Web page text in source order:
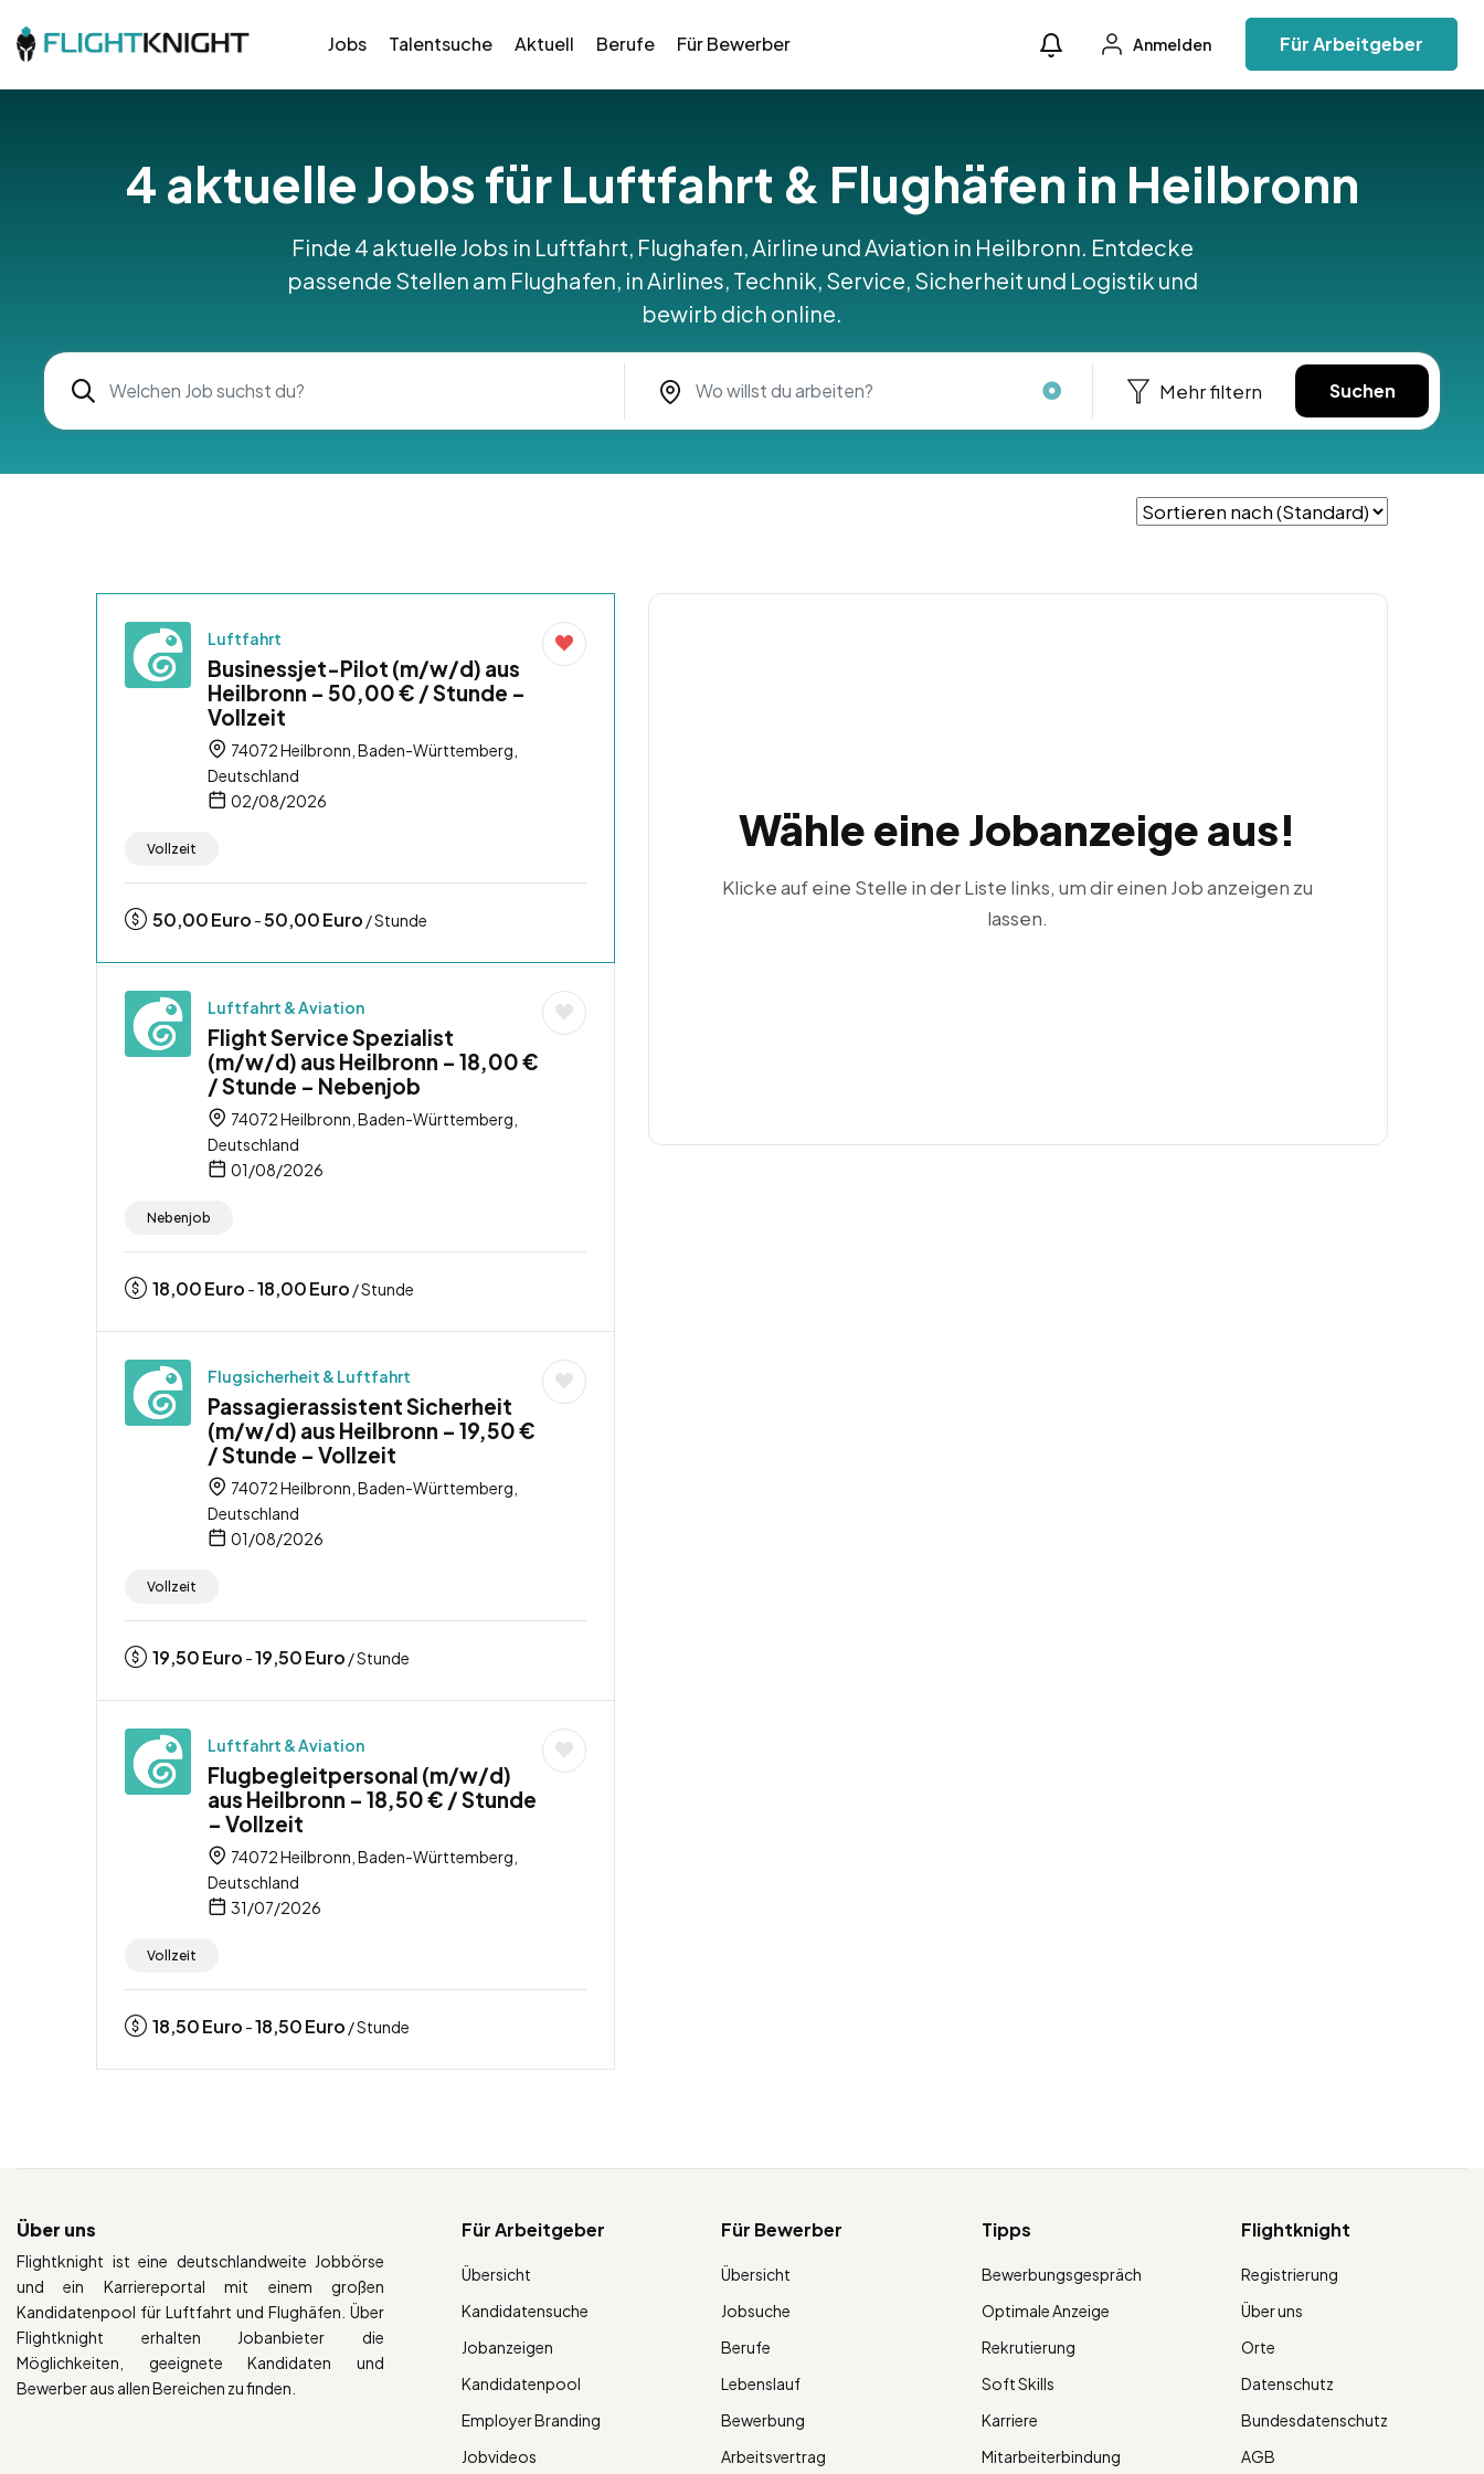
Jobs Talentsuche Aktuell Berufe Für Bewerber Anmelden Für Arbeitgeber
4 aktuelle Jobs für Luftfahrt & Flughäfen in Heilbronn
Finde 4 aktuelle Jobs in Luftfahrt, Flughafen, Airline und Aviation in Heilbronn. Entdecke
passende Stellen am Flughafen, in Airlines, Technik, Service, Sicherheit und Logistik und
bewirb dich online.
Mehr filtern Suchen
Luftfahrt
Businessjet-Pilot (m/w/d) aus
Heilbronn – 50,00 € / Stunde –
Vollzeit
74072 Heilbronn, Baden-Württemberg,
Deutschland
02/08/2026
Vollzeit
50,00Euro -50,00Euro / Stunde
Luftfahrt & Aviation
Flight Service Spezialist
(m/w/d) aus Heilbronn – 18,00 €
/ Stunde – Nebenjob
74072 Heilbronn, Baden-Württemberg,
Deutschland
01/08/2026
Nebenjob
18,00Euro -18,00Euro / Stunde
Flugsicherheit & Luftfahrt
Passagierassistent Sicherheit
(m/w/d) aus Heilbronn – 19,50 €
/ Stunde – Vollzeit
74072 Heilbronn, Baden-Württemberg,
Deutschland
01/08/2026
Vollzeit
19,50Euro -19,50Euro / Stunde
Luftfahrt & Aviation
Flugbegleitpersonal (m/w/d)
aus Heilbronn – 18,50 € / Stunde
– Vollzeit
74072 Heilbronn, Baden-Württemberg,
Deutschland
31/07/2026
Vollzeit
18,50Euro -18,50Euro / Stunde
Wähle eine Jobanzeige aus!
Klicke auf eine Stelle in der Liste links, um dir einen Job anzeigen zu
lassen.
Über uns
Flightknight ist eine deutschlandweite Jobbörse
und ein Karriereportal mit einem großen
Kandidatenpool für Luftfahrt und Flughäfen. Über
Flightknight erhalten Jobanbieter die
Möglichkeiten, geeignete Kandidaten und
Bewerber aus allen Bereichen zu finden.
Für Arbeitgeber
Übersicht
Kandidatensuche
Jobanzeigen
Kandidatenpool
Employer Branding
Jobvideos
Für Bewerber
Übersicht
Jobsuche
Berufe
Lebenslauf
Bewerbung
Arbeitsvertrag
Tipps
Bewerbungsgespräch
Optimale Anzeige
Rekrutierung
Soft Skills
Karriere
Mitarbeiterbindung
Flightknight
Registrierung
Über uns
Orte
Datenschutz
Bundesdatenschutz
AGB